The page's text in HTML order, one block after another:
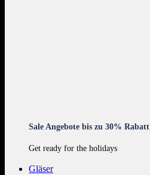
Sale Angebote bis zu 30% Rabatt
Get ready for the holidays
Gläser